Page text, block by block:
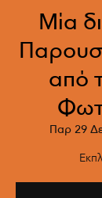
Μία
από
Παρ 29